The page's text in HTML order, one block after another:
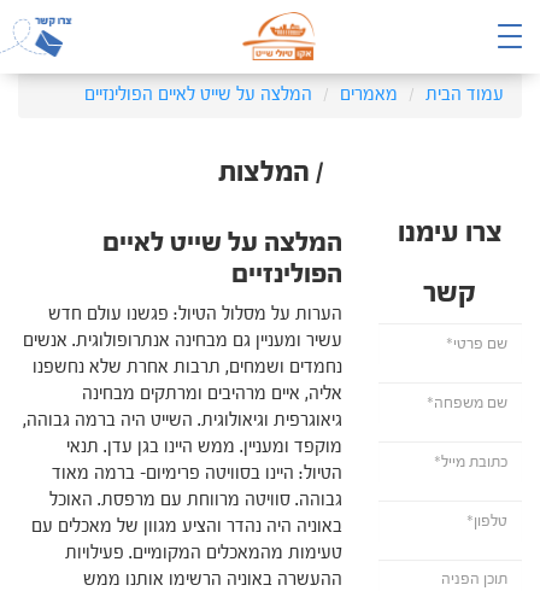
עמוד הבית מאמרים המלצה על שייט לאיים הפולינזיים
/ המלצות
צרו עימנו
קשר
המלצה על שייט לאיים
הפולינזיים
הערות על מסלול הטיול: פגשנו עולם חדש
עשיר ומעניין גם מבחינה אנתרופולוגית. אנשים
נחמדים ושמחים, תרבות אחרת שלא נחשפנו
אליה, איים מרהיבים ומרתקים מבחינה
גיאוגרפית וגיאולוגית. השייט היה ברמה גבוהה,
מוקפד ומעניין. ממש היינו בגן עדן. תנאי
הטיול: היינו בסוויטה פרימיום- ברמה מאוד
גבוהה. סוויטה מרווחת עם מרפסת. האוכל
באוניה היה נהדר והציע מגוון של מאכלים עם
טעימות מהמאכלים המקומיים. פעילויות
ההעשרה באוניה הרשימו אותנו ממש